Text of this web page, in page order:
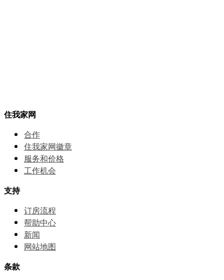
住我家网
合作
住我家网徽章
服务和价格
⼯作机会
支持
订房流程
帮助中⼼
新闻
网站地图
条款